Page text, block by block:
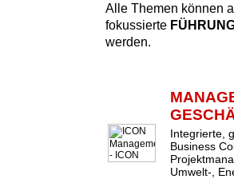
Alle Themen können
fokussierte
werden.
Integrierte,
Business
Umwelt-,